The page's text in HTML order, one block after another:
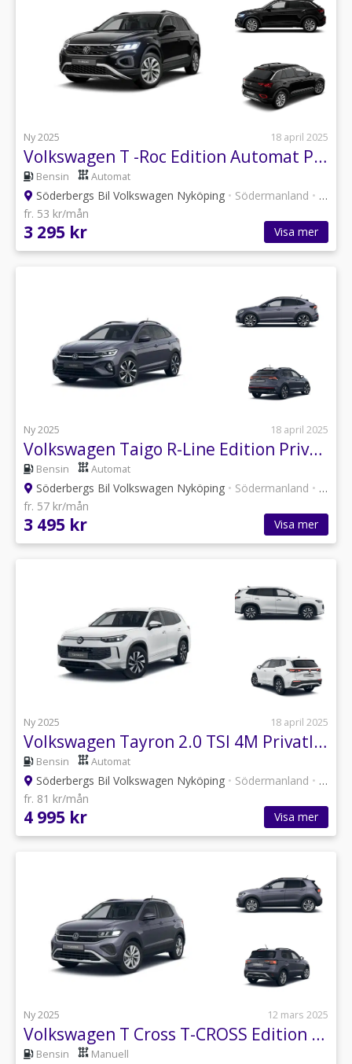
Ny 2025 18 april 2025
Volkswagen T -Roc Edition Automat Privatleasing 3.295kr/mån
Bensin Automat
Söderbergs Bil Volkswagen Nyköping • Södermanland •
fr. 53 kr/mån
3 295 kr Visa mer
Ny 2025 18 april 2025
Volkswagen Taigo R-Line Edition Privatleasing 3.495kr/mån
Bensin Automat
Söderbergs Bil Volkswagen Nyköping • Södermanland •
fr. 57 kr/mån
3 495 kr Visa mer
Ny 2025 18 april 2025
Volkswagen Tayron 2.0 TSI 4M Privatleasing 4.995kr/mån
Bensin Automat
Söderbergs Bil Volkswagen Nyköping • Södermanland •
fr. 81 kr/mån
4 995 kr Visa mer
Ny 2025 12 mars 2025
Volkswagen T Cross T-CROSS Edition Privatleasing 3.695kr/mån
Bensin Manuell